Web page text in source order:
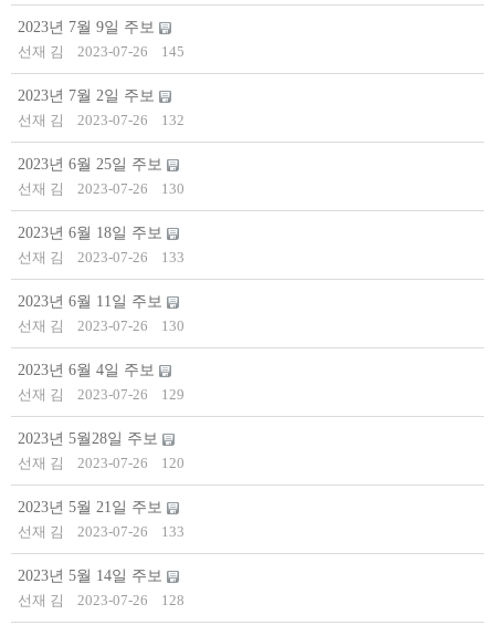
2023년 7월 9일 주보
선재 김
2023-07-26 145
2023년 7월 2일 주보
선재 김
2023-07-26 132
2023년 6월 25일 주보
선재 김
2023-07-26 130
2023년 6월 18일 주보
선재 김
2023-07-26 133
2023년 6월 11일 주보
선재 김
2023-07-26 130
2023년 6월 4일 주보
선재 김
2023-07-26 129
2023년 5월28일 주보
선재 김
2023-07-26 120
2023년 5월 21일 주보
선재 김
2023-07-26 133
2023년 5월 14일 주보
선재 김
2023-07-26 128